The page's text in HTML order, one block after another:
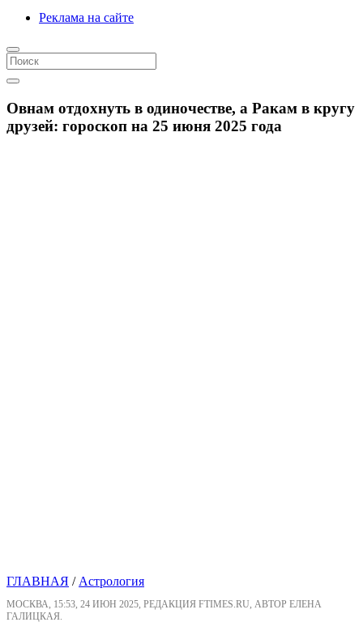
Реклама на сайте
Овнам отдохнуть в одиночестве, а Ракам в кругу
друзей: гороскоп на 25 июня 2025 года
ГЛАВНАЯ /Астрология
МОСКВА, 15:53, 24 ИЮН 2025, РЕДАКЦИЯ FTIMES.RU, АВТОР ЕЛЕНА
ГАЛИЦКАЯ.